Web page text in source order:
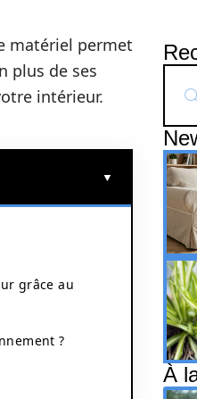
matériel permet
plus de ses
intérieur.
grâce au
?
À